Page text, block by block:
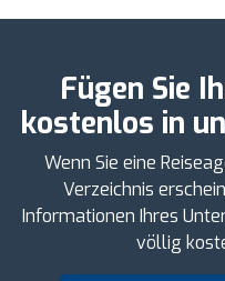
Fügen Sie
kostenlos in
Wenn Sie eine
Verzeichnis
Informationen Ihres
völlig